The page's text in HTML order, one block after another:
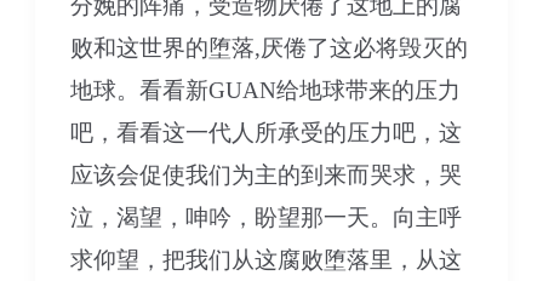
败和这世界的堕落,厌倦了这必将毁灭的
地球。看看新GUAN给地球带来的压力
吧，看看这一代人所承受的压力吧，这
应该会促使我们为主的到来而哭求，哭
泣，渴望，呻吟，盼望那一天。向主呼
求仰望，把我们从这腐败堕落里，从这